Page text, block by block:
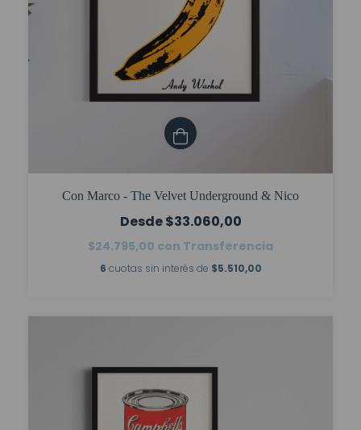
Con Marco - The Velvet Underground & Nico
$33.060,00
$24.795,00 con Transferencia
6 cuotas sin interés de $5.510,00